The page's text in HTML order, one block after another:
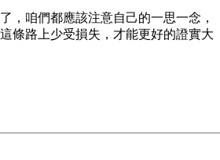
，咱們都應該注意自己的一思一念，
條路上少受損失，才能更好的證實大